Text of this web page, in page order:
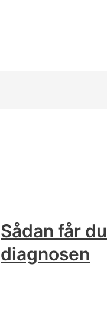
Sådan får du
diagnosen